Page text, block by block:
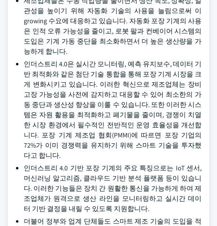
관성을 높이기 위해 자동화 기술의 사용을 늘림으로써 이
growing 수요에 대응하고 있습니다. 자동화 포장 기계의 사용
은 인적 오류 가능성을 줄이고, 로봇 팔과 컨베이어 시스템의
도입은 기계 가동 중단을 최소화하면서 더 높은 생산량을 가
능하게 합니다.
인더스트리 4.0은 실시간 모니터링, 예측 유지보수, 데이터 기
반 최적화와 같은 첨단 기술 통합을 통해 포장 기계 시장을 크
게 변화시키고 있습니다. 이러한 혁신으로 제조업체는 장비
고장 가능성을 사전에 감지하고 대응할 수 있어 최소한의 가
동 중단과 생산성 향상을 이룰 수 있습니다. 또한 이러한 시스
템은 자원 활용을 최적화하고 폐기물을 줄이며, 경쟁이 치열
한 시장 환경에서 필수적인 전반적인 운영 효율성을 개선합
니다. 포장 기계 제조업 협회(PMMI)에 따르면 포장 기업의
72%가 이미 경쟁력을 유지하기 위해 스마트 기술을 투자했
다고 합니다.
인더스트리 4.0 기반 포장 기계의 주요 특징으로는 IoT 센서,
머신러닝 알고리즘, 클라우드 기반 분석 플랫폼 등이 있습니
다. 이러한 기능들은 장치 간 원활한 통신을 가능하게 하여 제
조업체가 원격으로 생산 라인을 모니터링하고 실시간 데이
터 기반 결정을 내릴 수 있도록 지원합니다.
더불어 정부와 업계 단체들도 스마트 제조 기술의 도입을 적